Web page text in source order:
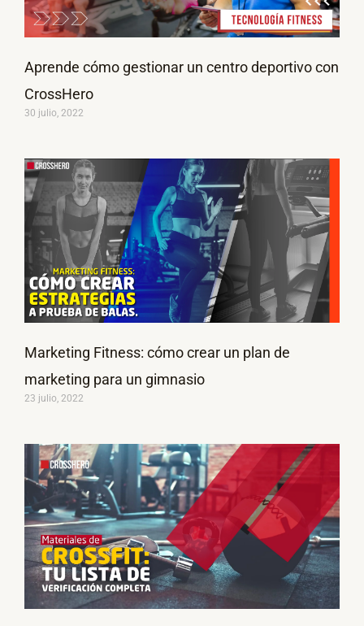
Aprende cómo gestionar un centro deportivo con
CrossHero
30 julio, 2022
Marketing Fitness: cómo crear un plan de
marketing para un gimnasio
23 julio, 2022